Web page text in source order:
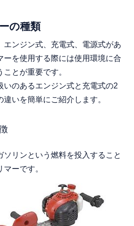
の種類
エンジン式、充電式、電源式があ
ーを使用する際には使用環境に合
とが重要です。
いのあるエンジン式と充電式の2
いを簡単にご紹介します。
ソリンという燃料を投入すること
ーです。